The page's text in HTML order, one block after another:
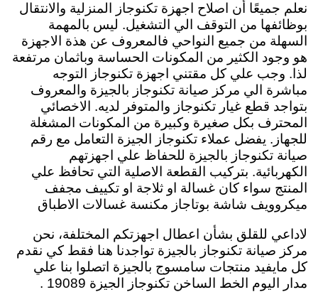
نعلم جميعًا أن اصلاح اجهزة تكنوجاز المنزلية والانتقال
بوظائفها من التوقف الي التشغيل. ليس بالمهمة
السهلة من جميع النواحي فالمعروف عن هذة الاجهزة
هو وجود الكثير من المكونات الحساسة وباثمان مرتفعة
لذا. وجب علي كل مقتني اجهزة تكنوجاز التوجه
مباشرة الي مركز صيانة تكنوجاز بالجيزة والمعروف
بتواجد قطع غيار تكنوجاز والمتوفر لديه. الاخصائي
المحترف بكل صغيرة وكبيرة من المكونات المشغلة
للجهاز. يفضل عملاء تكنوجاز الجيزة التعامل مع رقم
صيانة تكنوجاز بالجيزة للحفاظ علي اجهزتهم
الكهربائية. بتركيب القطعة الاصلية التي تحافظ علي
المنتج سواء كان غسالة او ثلاجة او تكييف مجفف
ميكروويف شاشة بوتاجاز مكنسة غسالات الاطباق
لاداعي للقلق بشأن اعطال اجهزتكم المختلفة، نحن
مركز صيانة تكنوجاز بالجيزة تواجدنا هنا فقط كي نقدم
كل مايفيد منتجات سامسوج بالجيزة اتصلوا بنا علي
مدار اليوم الخط الساخن تكنوجاز الجيزة 19089 .